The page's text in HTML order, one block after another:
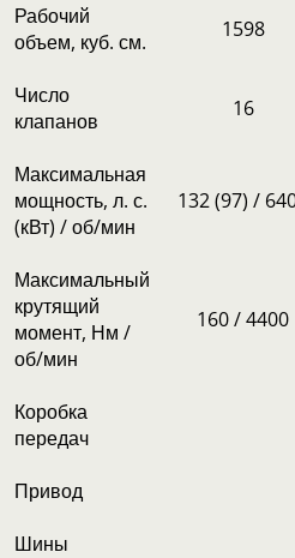
Рабочий
объем, куб. см.
1598
Число
клапанов
16
Максимальная
мощность, л. с.
(кВт) / об/мин
132 (97) /
Максимальный
крутящий
момент, Нм /
об/мин
160 / 4400
Коробка
передач
Привод
Шины